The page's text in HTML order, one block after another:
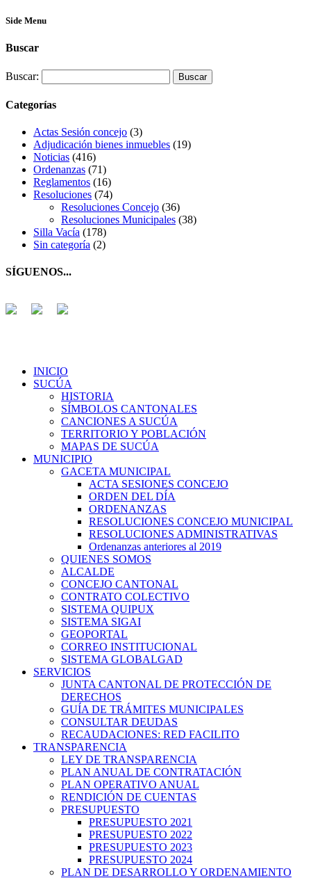
Side Menu
Buscar
Buscar:
Categorías
Actas Sesión concejo (3)
Adjudicación bienes inmuebles (19)
Noticias (416)
Ordenanzas (71)
Reglamentos (16)
Resoluciones (74)
Resoluciones Concejo (36)
Resoluciones Municipales (38)
Silla Vacía (178)
Sin categoría (2)
SÍGUENOS...
INICIO
SUCÚA
HISTORIA
SÍMBOLOS CANTONALES
CANCIONES A SUCÚA
TERRITORIO Y POBLACIÓN
MAPAS DE SUCÚA
MUNICIPIO
GACETA MUNICIPAL
ACTA SESIONES CONCEJO
ORDEN DEL DÍA
ORDENANZAS
RESOLUCIONES CONCEJO MUNICIPAL
RESOLUCIONES ADMINISTRATIVAS
Ordenanzas anteriores al 2019
QUIENES SOMOS
ALCALDE
CONCEJO CANTONAL
CONTRATO COLECTIVO
SISTEMA QUIPUX
SISTEMA SIGAI
GEOPORTAL
CORREO INSTITUCIONAL
SISTEMA GLOBALGAD
SERVICIOS
JUNTA CANTONAL DE PROTECCIÓN DE
DERECHOS
GUÍA DE TRÁMITES MUNICIPALES
CONSULTAR DEUDAS
RECAUDACIONES: RED FACILITO
TRANSPARENCIA
LEY DE TRANSPARENCIA
PLAN ANUAL DE CONTRATACIÓN
PLAN OPERATIVO ANUAL
RENDICIÓN DE CUENTAS
PRESUPUESTO
PRESUPUESTO 2021
PRESUPUESTO 2022
PRESUPUESTO 2023
PRESUPUESTO 2024
PLAN DE DESARROLLO Y ORDENAMIENTO